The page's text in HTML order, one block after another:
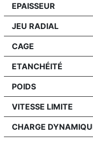
EPAISSEUR
JEU RADIAL
CAGE
ETANCHÉITÉ
POIDS
VITESSE LIMITE
CHARGE